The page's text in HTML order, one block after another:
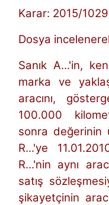
Karar: 2015/1029
Dosya
Sanık A...'in,
marka ve
aracını,
100.000
sonra değerinin
R...'ye
R...'nin aynı
satış
şikayetçinin